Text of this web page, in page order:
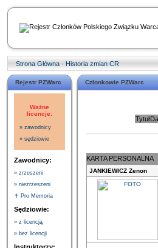
Strona Główna · Historia zmian CR
Rejestr PZWarc
Ważne
licencje:
» zawodnicy
» sędziowie
Zawodnicy:
» zrzeszeni
» niezrzeszeni
✝ Pro Memoria
Sędziowie:
» z licencją
» bez licencji
Instruktorzy:
Członkowie PZWarc
Tytuł
KARTA PERSONALNA
JANKIEWICZ Zenon